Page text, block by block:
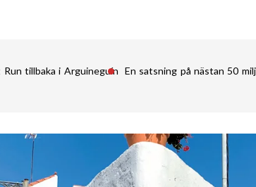
Run tillbaka i Arguineguín En satsning på nästan 50